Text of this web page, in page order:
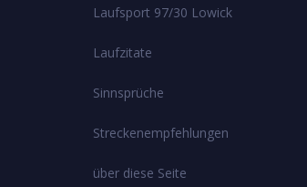
Laufsport 97/30 Lowick
Laufzitate
Sinnsprüche
Streckenempfehlungen
über diese Seite